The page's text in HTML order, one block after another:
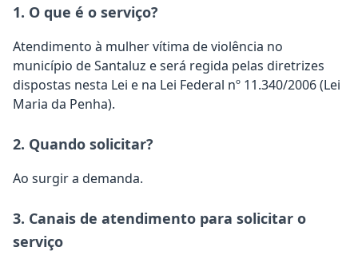
1. O que é o serviço?
Atendimento à mulher vítima de violência no
município de Santaluz e será regida pelas diretrizes
dispostas nesta Lei e na Lei Federal nº 11.340/2006 (Lei
Maria da Penha).
2. Quando solicitar?
Ao surgir a demanda.
3. Canais de atendimento para solicitar o
serviço